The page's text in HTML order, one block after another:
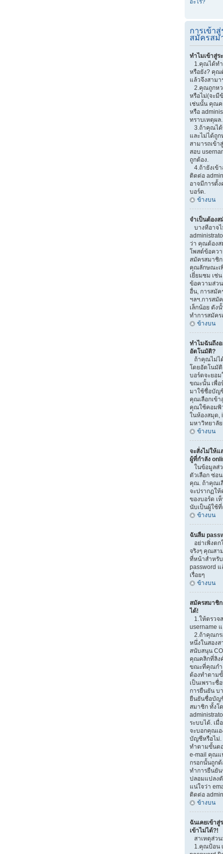
อะไร?
การเข้า
สมัครสม
ทำไมเข้าสู่ร
1.คุณได้ทำ
หรือยัง? คุณ
แล้วจึงสามา
2.คุณถูกหว
หรือไม่(จะมี
เช่นนั้น คุณค
หรือ
ทราบเหตุผล.
3.ถ้าคุณได้
และไม่ได้ถู
สามารถเข้
สอบ
ถูกต้อง.
4.ถ้ายังเข้
ติดต่อ
อาจมีการตั้
บอร์ด.
ข้างบน
จำเป็นต้อง
บางทีอาจ
ว่า คุณต้องส
โพสต์ข้อควา
สมัครสมาชิ
คุณลักษณะเ
เยี่ยมชม เช่
ข้อความส่ว
อื่น, การสมัค
ฯลฯ.การสมั
เล็กน้อย ดัง
ทำการสมัค
ข้างบน
ทำไมฉันถึง
อัตโนมัติ?
ถ้าคุณไม่ไ
โดยอัตโนมั
บอร์ดจะยอ
ขณะนั้น เพื่อ
มาใช้ชื่อบัญ
คุณเลือกเข้
คุณใช้คอมพิ
ในห้องสมุด,
มหาวิทยาลัย
ข้างบน
จะสั่งไม่ให้แ
ผู้ที่กำลัง
ในข้อมูลส่
ตัวเลือก ซ่อ
คุณ. ถ้าคุณเ
จะปรากฏใ
ของบอร์ด เ
นับเป็นผู้ใช้
ข้างบน
ฉันลืม
อย่าเพิ่งต
จริงๆ คุณสา
ที่หน้าสำหรั
password
เรื่อยๆ
ข้างบน
สมัครสมาชิ
ได้!
1.ให้ตรวจ
username
2.ถ้าคุณกร
หนึ่งในสองส
สนับสนุน
คุณคลิกที่ลิง
ขณะที่คุณกำ
ต้องทำตาม
เป็นเพราะ
การยืนยัน บ
ยืนยันชื่อบัญ
สมาชิก ทั้งโ
ระบบได้. เ
จะบอกคุณเ
บัญชีหรือไม่.
ทำตามขั้นต
e-mail คุณแ
กรอกนั้นถูกต้
ทำการยืนยั
ปลอมแปลง
แน่ใจว่า
ติดต่อ
ข้างบน
ฉันเคยเข้า
เข้าไม่ได้?!
สาเหตุส่ว
1.คุณป้อน